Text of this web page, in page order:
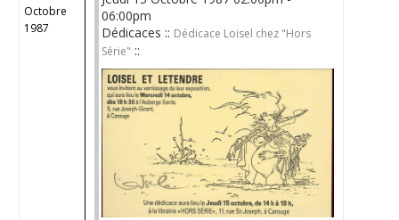
Octobre
1987
06:00pm
Dédicaces :: Dédicace Loisel chez "Hors
Série" ::